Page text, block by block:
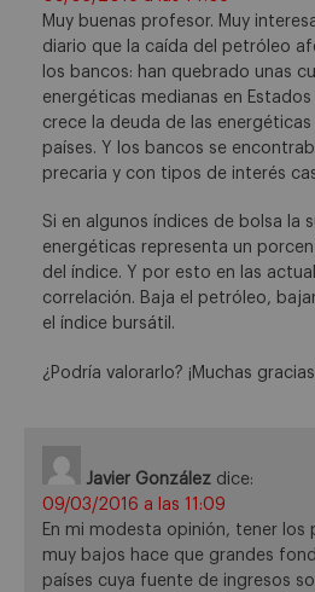
Muy buenas profesor. Muy
diario que la caída del petróleo
los bancos: han quebrado unas
energéticas medianas en Estados
crece la deuda de las
países. Y los bancos se
precaria y con tipos de interés
Si en algunos índices de bolsa la
energéticas representa un
del índice. Y por esto en las
correlación. Baja el petróleo,
el índice bursátil.
¿Podría valorarlo? ¡Muchas
Javier González dice:
09/03/2016 a las 11:09
En mi modesta opinión, tener los
muy bajos hace que grandes
países cuya fuente de ingresos